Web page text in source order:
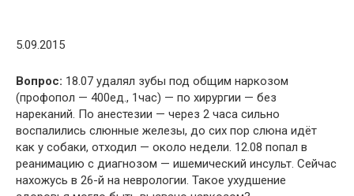
5.09.2015
Вопрос: 18.07 удалял зубы под общим наркозом
(профопол — 400ед., 1час) — по хирургии — без
нареканий. По анестезии — через 2 часа сильно
воспалились слюнные железы, до сих пор слюна идёт
как у собаки, отходил — около недели. 12.08 попал в
реанимацию с диагнозом — ишемический инсульт. Сейчас
нахожусь в 26-й на неврологии. Такое ухудшение